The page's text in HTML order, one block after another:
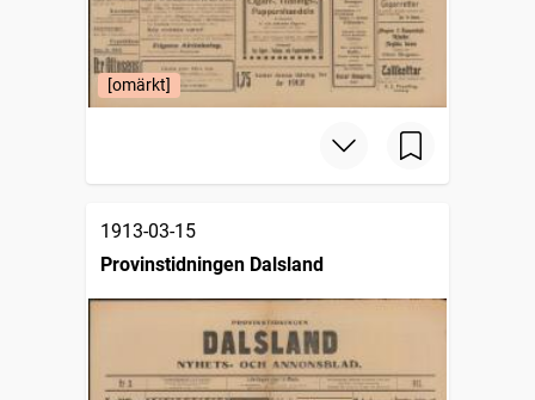
[omärkt]
1913-03-15
Provinstidningen Dalsland